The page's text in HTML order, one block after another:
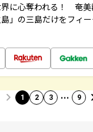
に心奪われる！ 奄美
」の三島だけをフィ
1 2 3 … 9